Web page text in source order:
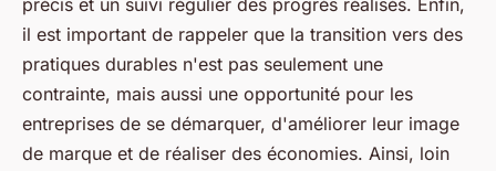
précis et un suivi régulier des progrès réalisés. Enfin,
il est important de rappeler que la transition vers des
pratiques durables n'est pas seulement une
contrainte, mais aussi une opportunité pour les
entreprises de se démarquer, d'améliorer leur image
de marque et de réaliser des économies. Ainsi, loin